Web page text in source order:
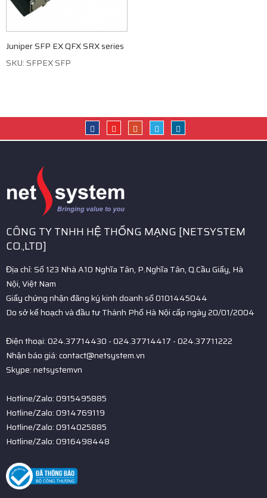
Juniper SFP EX QFX SRX series
SKU: SFPEX SFP
CÔNG TY TNHH HỆ THỐNG MẠNG [NETSYSTEM
CO.,LTD]
Địa chỉ: Số 123 Nhà A10 Nghĩa Tân, P.Nghĩa Tân, Q.Cầu Giấy, Hà
Nội, Việt Nam
Giấy chứng nhận đăng ký kinh doanh số 0101445044
Do sở kế hoạch và đầu tư Thành Phố Hà Nội cấp ngày 20/01/2004
Điện thoại: 024.37714430 - 024.37714417 - 024.37711222
Nhận báo giá: contact@netsystem.vn
Skype: netsystemvn
Hotline/Zalo: 0915495885
Hotline/Zalo: 0914769119
Hotline/Zalo: 0914025885
Hotline/Zalo: 0916498448